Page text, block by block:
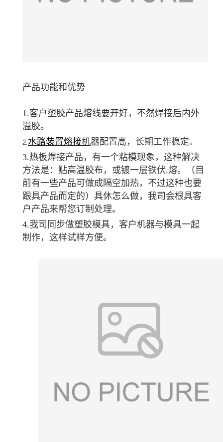
产品功能和优势
1.客户塑胶产品熔线要开好，不然焊接后内外
溢胶。
2.水路装置熔接机器配置高，长期工作稳定。
3.热板焊接产品，有一个粘模现象，这种解决
方法是：贴高温胶布，或镀一层铁伏.熔。（目
前有一些产品可做成隔空加热，不过这种也要
跟具产品而定的）具休怎么做，我司会根具客
户产品来帮您订制处理。
4.我司同步做塑胶模具，客户机器与模具一起
制作，这样试样方便。